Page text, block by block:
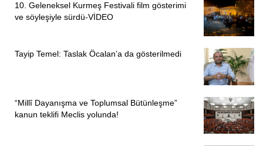
10. Geleneksel Kurmeş Festivali film gösterimi
ve söyleşiyle sürdü-VİDEO
Tayip Temel: Taslak Öcalan’a da gösterilmedi
“Millî Dayanışma ve Toplumsal Bütünleşme”
kanun teklifi Meclis yolunda!